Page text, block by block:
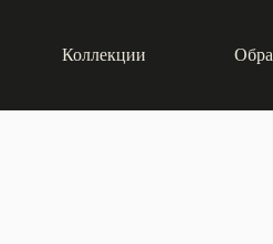
Коллекции